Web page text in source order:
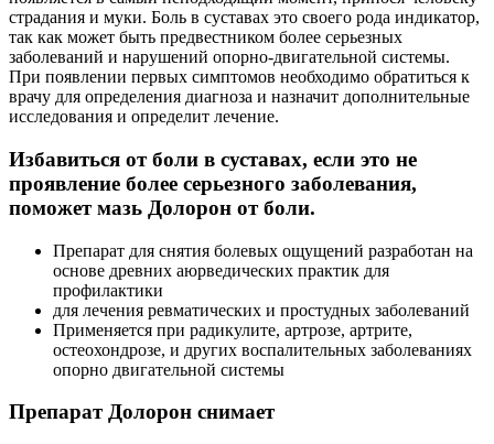
страдания и муки. Боль в суставах это своего рода индикатор,
так как может быть предвестником более серьезных
заболеваний и нарушений опорно-двигательной системы.
При появлении первых симптомов необходимо обратиться к
врачу для определения диагноза и назначит дополнительные
исследования и определит лечение.
Избавиться от боли в суставах, если это не
проявление более серьезного заболевания,
поможет мазь Долорон от боли.
Препарат для снятия болевых ощущений разработан на
основе древних аюрведических практик для
профилактики
для лечения ревматических и простудных заболеваний
Применяется при радикулите, артрозе, артрите,
остеохондрозе, и других воспалительных заболеваниях
опорно двигательной системы
Препарат Долорон снимает